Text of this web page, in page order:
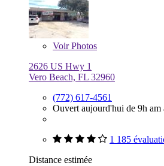
VoirPhotos
2626 US Hwy 1
Vero Beach, FL 32960
(772) 617-4561
Ouvert aujourd'hui de 9h am
1 185
Distance estimée